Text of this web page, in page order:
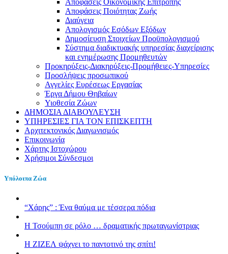
Αποφάσεις Οικονομικής Επιτροπής
Αποφάσεις Ποιότητας Ζωής
Διαύγεια
Απολογισμός Εσόδων Εξόδων
Δημοσίευση Στοιχείων Προϋπολογισμού
Σύστημα διαδικτυακής υπηρεσίας διαχείρισης
και ενημέρωσης Προμηθευτών
Προκηρύξεις-Διακηρύξεις-Προμήθειες-Υπηρεσίες
Προσλήψεις προσωπικού
Αγγελίες Ευρέσεως Εργασίας
Έργα Δήμου Θηβαίων
Υιοθεσία Ζώων
ΔΗΜΟΣΙΑ ΔΙΑΒΟΥΛΕΥΣΗ
ΥΠΗΡΕΣΙΕΣ ΓΙΑ ΤΟΝ ΕΠΙΣΚΕΠΤΗ
Αρχιτεκτονικός Διαγωνισμός
Επικοινωνία
Χάρτης Ιστοχώρου
Χρήσιμοι Σύνδεσμοι
Υπόλοιπα Ζώα
“Χάρης” : Ένα θαύμα με τέσσερα πόδια
H Τσούμπη σε ρόλο … δραματικής πρωταγωνίστριας
Η ΖΙΖΕΛ ψάχνει το παντοτινό της σπίτι!